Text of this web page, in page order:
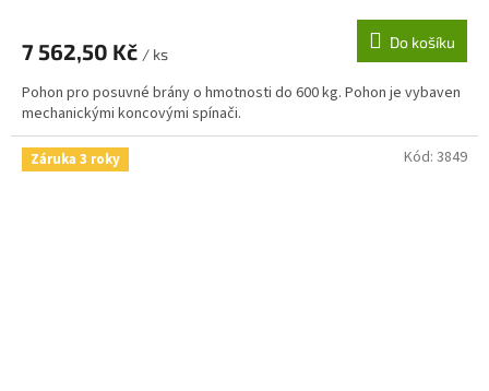
7 562,50 Kč / ks
Do košíku
Pohon pro posuvné brány o hmotnosti do 600 kg. Pohon je vybaven
mechanickými koncovými spínači.
Záruka 3 roky Kód: 3849